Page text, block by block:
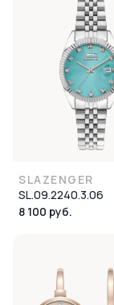
SLAZENGER
SL.09.2240.3.06
8 100 руб.